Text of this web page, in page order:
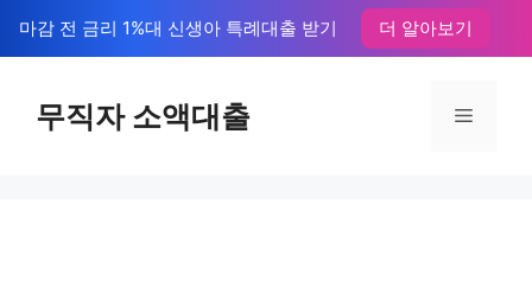
텐
마감 전 금리 1%대 신생아 특례대출 받기 더 알아보기
무직자 소액대출 메